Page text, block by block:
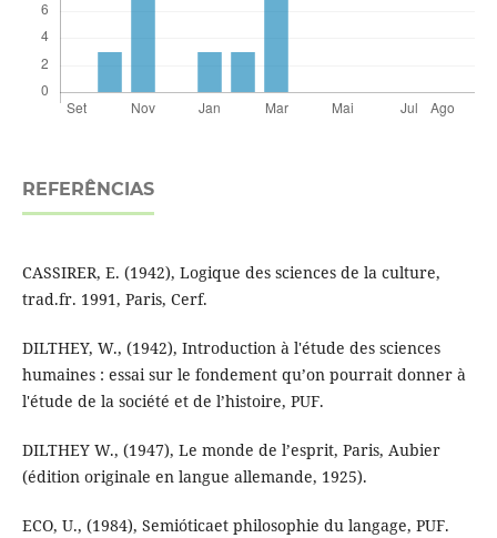
REFERÊNCIAS
CASSIRER, E. (1942), Logique des sciences de la culture,
trad.fr. 1991, Paris, Cerf.
DILTHEY, W., (1942), Introduction à l'étude des sciences
humaines : essai sur le fondement qu’on pourrait donner à
l'étude de la société et de l’histoire, PUF.
DILTHEY W., (1947), Le monde de l’esprit, Paris, Aubier
(édition originale en langue allemande, 1925).
ECO, U., (1984), Semióticaet philosophie du langage, PUF.